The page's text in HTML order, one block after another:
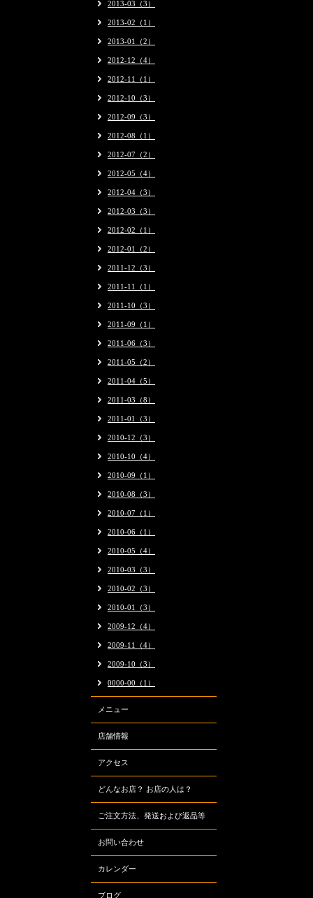
2013-03（3）
2013-02（1）
2013-01（2）
2012-12（4）
2012-11（1）
2012-10（3）
2012-09（3）
2012-08（1）
2012-07（2）
2012-05（4）
2012-04（3）
2012-03（3）
2012-02（1）
2012-01（2）
2011-12（3）
2011-11（1）
2011-10（3）
2011-09（1）
2011-06（3）
2011-05（2）
2011-04（5）
2011-03（8）
2011-01（3）
2010-12（3）
2010-10（4）
2010-09（1）
2010-08（3）
2010-07（1）
2010-06（1）
2010-05（4）
2010-03（3）
2010-02（3）
2010-01（3）
2009-12（4）
2009-11（4）
2009-10（3）
0000-00（1）
メニュー
店舗情報
アクセス
どんなお店？ お店の人は？
ご注文方法、発送および返品等
お問い合わせ
カレンダー
ブログ